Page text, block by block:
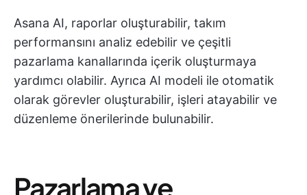
Asana AI, raporlar oluşturabilir, takım
performansını analiz edebilir ve çeşitli
pazarlama kanallarında içerik oluşturmaya
yardımcı olabilir. Ayrıca AI modeli ile otomatik
olarak görevler oluşturabilir, işleri atayabilir ve
düzenleme önerilerinde bulunabilir.
Pazarlama ve